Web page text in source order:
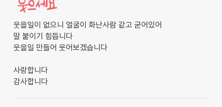
웃을일이 없으니 얼굴이 화난사람 같고 굳어있어
말 붙이기 힘듭니다
웃을일 만들어 웃어보겠습니다
사랑합니다
감사합니다